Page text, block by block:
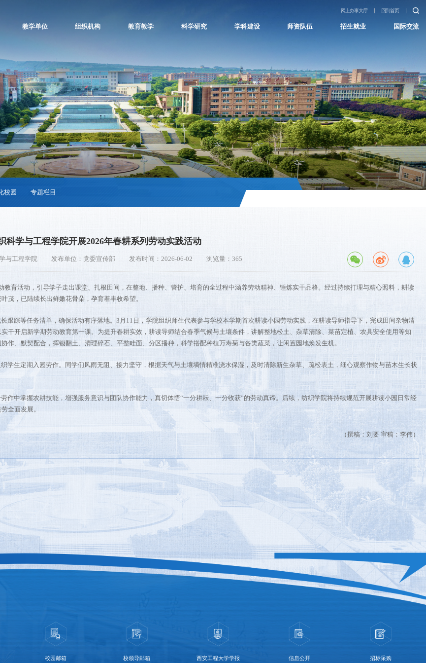
网上办事大厅 回到首页
教学单位 组织机构 教育教学 科学研究 学科建设 师资队伍 招生就业 国际交流
校园 专题栏目
科学与工程学院开展2026年春耕系列劳动实践活动
与工程学院 发布单位：党委宣传部 发布时间：2026-06-02 浏览量： 365
育活动，引导学子走出课堂、扎根田间，在整地、播种、管护、培育的全过程中涵养劳动精神、锤炼实干品格。经过持续打理与精心照料，耕读
茂，已陆续长出鲜嫩花骨朵，孕育着丰收希望。
跟踪等任务清单，确保活动有序落地。3月11日，学院组织师生代表参与学校本学期首次耕读小园劳动实践，在耕读导师指导下，完成田间杂物清
干开启新学期劳动教育第一课。为提升春耕实效，耕读导师结合春季气候与土壤条件，讲解整地松土、杂草清除、菜苗定植、农具安全使用等知
、默契配合，挥锄翻土、清理碎石、平整畦面、分区播种，科学搭配种植万寿菊与各类蔬菜，让闲置园地焕发生机。
学生定期入园劳作。同学们风雨无阻、接力坚守，根据天气与土壤墒情精准浇水保湿，及时清除新生杂草、疏松表土，细心观察作物与苗木生长状
作中掌握农耕技能，增强服务意识与团队协作能力，真切体悟“一分耕耘、一分收获”的劳动真谛。后续，纺织学院将持续规范开展耕读小园日常经
全面发展。
（撰稿：刘要 审稿：李伟）
校园邮箱 校领导邮箱 西安工程大学学报 信息公开 招标采购